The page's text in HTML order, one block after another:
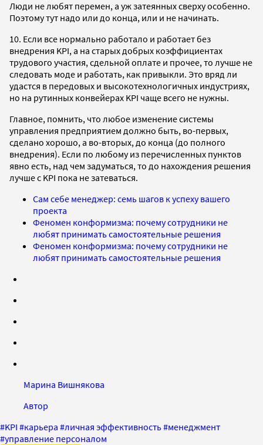
Люди не любят перемен, а уж затеянных сверху особенно.
Поэтому тут надо или до конца, или и не начинать.
10. Если все нормально работало и работает без
внедрения KPI, а на старых добрых коэффициентах
трудового участия, сдельной оплате и прочее, то лучше не
следовать моде и работать, как привыкли. Это вряд ли
удастся в передовых и высокотехнологичных индустриях,
но на рутинных конвейерах KPI чаще всего не нужны.
Главное, помнить, что любое изменение системы
управления предприятием должно быть, во-первых,
сделано хорошо, а во-вторых, до конца (до полного
внедрения). Если по любому из перечисленных пунктов
явно есть, над чем задуматься, то до нахождения решения
лучше с KPI пока не затеваться.
Сам себе менеджер: семь шагов к успеху вашего
проекта
Феномен конформизма: почему сотрудники не
любят принимать самостоятельные решения
Феномен конформизма: почему сотрудники не
любят принимать самостоятельные решения
Марина Вишнякова
Автор
#KPI #карьера #личная эффективность#менеджмент
#управление персоналом